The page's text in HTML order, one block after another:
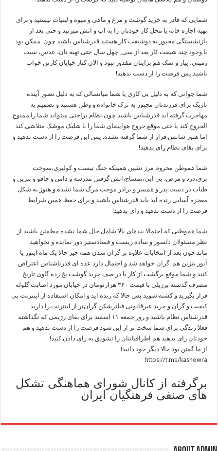
شمایی که قادر به خرید گوشت و مرغ و ماهی و میوه و لبنیات نیستید و برای
تهیه اجاره خانه یا محل کار خودتان را به آب و آتش میزنید و حتی بعد از
بازنشستگی مجبور به دوشیفت کار هستید قدرشناس باشید چون ممکن بود
با وجود چند شیفت کار بعد از سی_ چهل سال حتی تهیه نان، عدس، سیب
زمینی، پیاز و نمک هم برایتان مقدور نبود و الان کنار خیابان کارتن خواب
باشید.پس فرصت را از دست ندهید!
شما جوانی که به دلیل بی کاری یا شما میانسالی که به دلیل تصور آینده
تاریک برای فرزندتان مجبور به ترک خانواده و وطن هستید و تصمیم به
مهاجرت گرفته اید قدرشناس باشید چون نظام براحتی میتواند شما را ممنوع
الخروج کند یا حتی موقع خروج هواپیمای شما را با شلیک موشک متلاشی کند
اما هنوز شانس فرار از شما گرفته نشده. پس این فرصت را از دست ندهید و
برای بقای نظام رای بدهید!
شما هموطن محروم مرز نشین همینکه جنگ نیست و کولبری،سوخت
بری،درد و مرض، بی آبی،تمساح،اتش گرفتن مدرسه و داس و چاقو و بنزین و
طناب در دست پدر و همسر و برادر موجب مرگ شما نشده و هنوز به شکل
معجزه آسایی زنده اید باید قدرشناس باشید و برای حفظ همین شرایط
فرصت را از دست ندهید و رای بدهید!
شما هموطنی که احتمالا بندهای بالا شامل حال شما نشده مطمئن باشید از
نظر مسئولان دلسوز و ساده زیست و فسادستیز دور نمانده و نخواهید
ماند.چون بعد از انتخابات علاوه بر گران شدن همه چیز حالا یک ماه اینور یا
آنور بنزین هم گران خواهد شد و احتمال دارد عده ای قدرناشناس اعتراض
کنند و شما موقع برگشت از کار یا در صف خرید گوشت یخ زده گاوی تاریخ
مصرف گذشته برزیلی با قیمت ۳۶۰ هزارتومان در خیابان مورد اصابت گلوله
قرار بگیرید و کشته شوید پس حالا که زنده اید و امکان استفاده از اینترنت بی
کیفیت و گران و خرید غیرقانونی فیلترشکن گران‌تر از اینترنت را دارید
قدرشناس نظام باشید و روز جمعه ۱۱ اسفند برای بقای رژیمی که نگذاشته
فعلا زندگی برای شما سخت تر از این شود فرصت را از دست ندهید و هم
خودتان رای بدهید هم اطرافیانتان را تشویق به رای دادن کنید‌!
از ما گفتن بود حالا دیگر خود دانید!
https://t.me/kashowra
برگرفته از کانال شورای هماهنگی تشکل
های صنفی فرهنگیان ایران